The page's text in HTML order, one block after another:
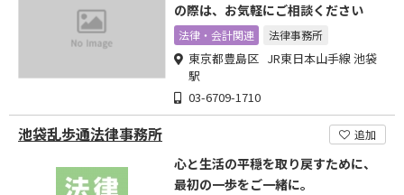
の際は、お気軽にご相談ください
法律・会計関連 法律事務所
東京都豊島区 JR東日本山手線 池袋
駅
03-6709-1710
池袋乱歩通法律事務所 追加
心と生活の平穏を取り戻すために、
最初の一歩をご一緒に。